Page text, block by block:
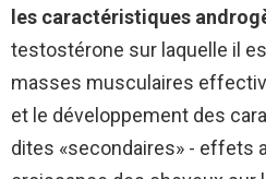
les caractéristiques
testostérone sur laquelle il
masses musculaires
et le développement des
dites «secondaires» - effets